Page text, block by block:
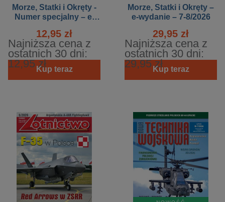
Morze, Statki i Okręty -
Numer specjalny – e-
12,95 zł
Najniższa cena z
ostatnich 30 dni:
12,95 złKup teraz
Morze, Statki i Okręty –
e-wydanie – 7-8/2026
29,95 zł
Najniższa cena z
ostatnich 30 dni:
29,95 złKup teraz